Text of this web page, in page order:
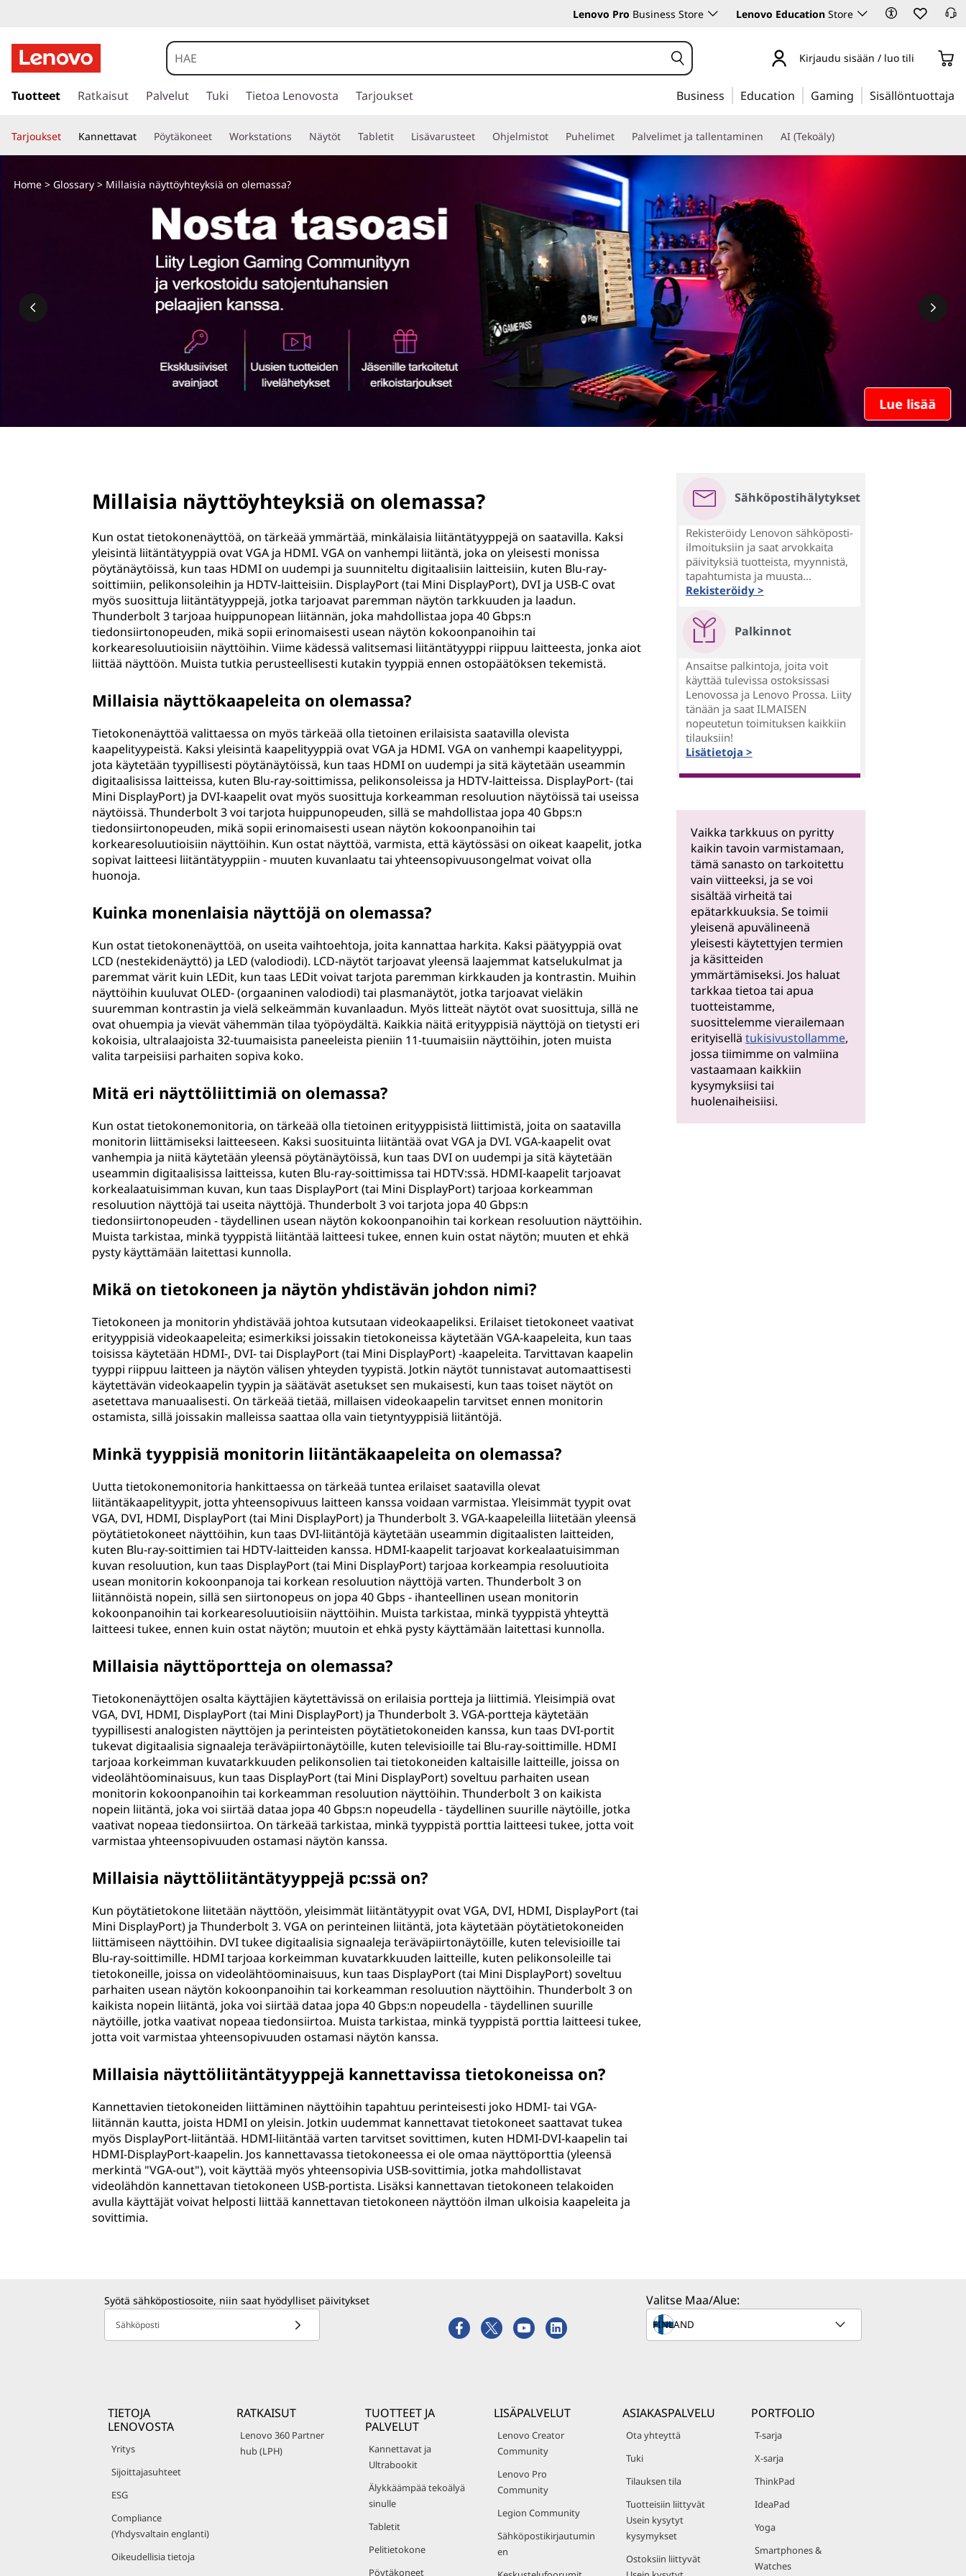
Lenovo Pro Business Store Lenovo Education Store
i
r
y
ä
Kirjaudu sisään / luo tili
Tuotteet Ratkaisut Palvelut Tuki Tietoa Lenovosta Tarjoukset Business Education Gaming Sisällöntuottaja
Tarjoukset Kannettavat Pöytäkoneet Workstations Näytöt Tabletit Lisävarusteet Ohjelmistot Puhelimet Palvelimet ja tallentaminen AI (Tekoäly)
Lue lisää
Home> Glossary> Millaisia näyttöyhteyksiä on olemassa?
Millaisia näyttöyhteyksiä on olemassa?
Kun ostat tietokonenäyttöä, on tärkeää ymmärtää, minkälaisia liitäntätyyppejä on saatavilla. Kaksi
yleisintä liitäntätyyppiä ovat VGA ja HDMI. VGA on vanhempi liitäntä, joka on yleisesti monissa
pöytänäytöissä, kun taas HDMI on uudempi ja suunniteltu digitaalisiin laitteisiin, kuten Blu-ray-
soittimiin, pelikonsoleihin ja HDTV-laitteisiin. DisplayPort (tai Mini DisplayPort), DVI ja USB-C ovat
myös suosittuja liitäntätyyppejä, jotka tarjoavat paremman näytön tarkkuuden ja laadun.
Thunderbolt 3 tarjoaa huippunopean liitännän, joka mahdollistaa jopa 40 Gbps:n
tiedonsiirtonopeuden, mikä sopii erinomaisesti usean näytön kokoonpanoihin tai
korkearesoluutioisiin näyttöihin. Viime kädessä valitsemasi liitäntätyyppi riippuu laitteesta, jonka aiot
liittää näyttöön. Muista tutkia perusteellisesti kutakin tyyppiä ennen ostopäätöksen tekemistä.
Millaisia näyttökaapeleita on olemassa?
Tietokonenäyttöä valittaessa on myös tärkeää olla tietoinen erilaisista saatavilla olevista
kaapelityypeistä. Kaksi yleisintä kaapelityyppiä ovat VGA ja HDMI. VGA on vanhempi kaapelityyppi,
jota käytetään tyypillisesti pöytänäytöissä, kun taas HDMI on uudempi ja sitä käytetään useammin
digitaalisissa laitteissa, kuten Blu-ray-soittimissa, pelikonsoleissa ja HDTV-laitteissa. DisplayPort- (tai
Mini DisplayPort) ja DVI-kaapelit ovat myös suosittuja korkeamman resoluution näytöissä tai useissa
näytöissä. Thunderbolt 3 voi tarjota huippunopeuden, sillä se mahdollistaa jopa 40 Gbps:n
tiedonsiirtonopeuden, mikä sopii erinomaisesti usean näytön kokoonpanoihin tai
korkearesoluutioisiin näyttöihin. Kun ostat näyttöä, varmista, että käytössäsi on oikeat kaapelit, jotka
sopivat laitteesi liitäntätyyppiin - muuten kuvanlaatu tai yhteensopivuusongelmat voivat olla
huonoja.
Kuinka monenlaisia näyttöjä on olemassa?
Kun ostat tietokonenäyttöä, on useita vaihtoehtoja, joita kannattaa harkita. Kaksi päätyyppiä ovat
LCD (nestekidenäyttö) ja LED (valodiodi). LCD-näytöt tarjoavat yleensä laajemmat katselukulmat ja
paremmat värit kuin LEDit, kun taas LEDit voivat tarjota paremman kirkkauden ja kontrastin. Muihin
näyttöihin kuuluvat OLED- (orgaaninen valodiodi) tai plasmanäytöt, jotka tarjoavat vieläkin
suuremman kontrastin ja vielä selkeämmän kuvanlaadun. Myös litteät näytöt ovat suosittuja, sillä ne
ovat ohuempia ja vievät vähemmän tilaa työpöydältä. Kaikkia näitä erityyppisiä näyttöjä on tietysti eri
kokoisia, ultralaajoista 32-tuumaisista paneeleista pieniin 11-tuumaisiin näyttöihin, joten muista
valita tarpeisiisi parhaiten sopiva koko.
Mitä eri näyttöliittimiä on olemassa?
Kun ostat tietokonemonitoria, on tärkeää olla tietoinen erityyppisistä liittimistä, joita on saatavilla
monitorin liittämiseksi laitteeseen. Kaksi suosituinta liitäntää ovat VGA ja DVI. VGA-kaapelit ovat
vanhempia ja niitä käytetään yleensä pöytänäytöissä, kun taas DVI on uudempi ja sitä käytetään
useammin digitaalisissa laitteissa, kuten Blu-ray-soittimissa tai HDTV:ssä. HDMI-kaapelit tarjoavat
korkealaatuisimman kuvan, kun taas DisplayPort (tai Mini DisplayPort) tarjoaa korkeamman
resoluution näyttöjä tai useita näyttöjä. Thunderbolt 3 voi tarjota jopa 40 Gbps:n
tiedonsiirtonopeuden - täydellinen usean näytön kokoonpanoihin tai korkean resoluution näyttöihin.
Muista tarkistaa, minkä tyyppistä liitäntää laitteesi tukee, ennen kuin ostat näytön; muuten et ehkä
pysty käyttämään laitettasi kunnolla.
Mikä on tietokoneen ja näytön yhdistävän johdon nimi?
Tietokoneen ja monitorin yhdistävää johtoa kutsutaan videokaapeliksi. Erilaiset tietokoneet vaativat
erityyppisiä videokaapeleita; esimerkiksi joissakin tietokoneissa käytetään VGA-kaapeleita, kun taas
toisissa käytetään HDMI-, DVI- tai DisplayPort (tai Mini DisplayPort) -kaapeleita. Tarvittavan kaapelin
tyyppi riippuu laitteen ja näytön välisen yhteyden tyypistä. Jotkin näytöt tunnistavat automaattisesti
käytettävän videokaapelin tyypin ja säätävät asetukset sen mukaisesti, kun taas toiset näytöt on
asetettava manuaalisesti. On tärkeää tietää, millaisen videokaapelin tarvitset ennen monitorin
ostamista, sillä joissakin malleissa saattaa olla vain tietyntyyppisiä liitäntöjä.
Minkä tyyppisiä monitorin liitäntäkaapeleita on olemassa?
Uutta tietokonemonitoria hankittaessa on tärkeää tuntea erilaiset saatavilla olevat
liitäntäkaapelityypit, jotta yhteensopivuus laitteen kanssa voidaan varmistaa. Yleisimmät tyypit ovat
VGA, DVI, HDMI, DisplayPort (tai Mini DisplayPort) ja Thunderbolt 3. VGA-kaapeleilla liitetään yleensä
pöytätietokoneet näyttöihin, kun taas DVI-liitäntöjä käytetään useammin digitaalisten laitteiden,
kuten Blu-ray-soittimien tai HDTV-laitteiden kanssa. HDMI-kaapelit tarjoavat korkealaatuisimman
kuvan resoluution, kun taas DisplayPort (tai Mini DisplayPort) tarjoaa korkeampia resoluutioita
usean monitorin kokoonpanoja tai korkean resoluution näyttöjä varten. Thunderbolt 3 on
liitännöistä nopein, sillä sen siirtonopeus on jopa 40 Gbps - ihanteellinen usean monitorin
kokoonpanoihin tai korkearesoluutioisiin näyttöihin. Muista tarkistaa, minkä tyyppistä yhteyttä
laitteesi tukee, ennen kuin ostat näytön; muutoin et ehkä pysty käyttämään laitettasi kunnolla.
Millaisia näyttöportteja on olemassa?
Tietokonenäyttöjen osalta käyttäjien käytettävissä on erilaisia portteja ja liittimiä. Yleisimpiä ovat
VGA, DVI, HDMI, DisplayPort (tai Mini DisplayPort) ja Thunderbolt 3. VGA-portteja käytetään
tyypillisesti analogisten näyttöjen ja perinteisten pöytätietokoneiden kanssa, kun taas DVI-portit
tukevat digitaalisia signaaleja teräväpiirtonäytöille, kuten televisioille tai Blu-ray-soittimille. HDMI
tarjoaa korkeimman kuvatarkkuuden pelikonsolien tai tietokoneiden kaltaisille laitteille, joissa on
videolähtöominaisuus, kun taas DisplayPort (tai Mini DisplayPort) soveltuu parhaiten usean
monitorin kokoonpanoihin tai korkeamman resoluution näyttöihin. Thunderbolt 3 on kaikista
nopein liitäntä, joka voi siirtää dataa jopa 40 Gbps:n nopeudella - täydellinen suurille näytöille, jotka
vaativat nopeaa tiedonsiirtoa. On tärkeää tarkistaa, minkä tyyppistä porttia laitteesi tukee, jotta voit
varmistaa yhteensopivuuden ostamasi näytön kanssa.
Millaisia näyttöliitäntätyyppejä pc:ssä on?
Kun pöytätietokone liitetään näyttöön, yleisimmät liitäntätyypit ovat VGA, DVI, HDMI, DisplayPort (tai
Mini DisplayPort) ja Thunderbolt 3. VGA on perinteinen liitäntä, jota käytetään pöytätietokoneiden
liittämiseen näyttöihin. DVI tukee digitaalisia signaaleja teräväpiirtonäytöille, kuten televisioille tai
Blu-ray-soittimille. HDMI tarjoaa korkeimman kuvatarkkuuden laitteille, kuten pelikonsoleille tai
tietokoneille, joissa on videolähtöominaisuus, kun taas DisplayPort (tai Mini DisplayPort) soveltuu
parhaiten usean näytön kokoonpanoihin tai korkeamman resoluution näyttöihin. Thunderbolt 3 on
kaikista nopein liitäntä, joka voi siirtää dataa jopa 40 Gbps:n nopeudella - täydellinen suurille
näytöille, jotka vaativat nopeaa tiedonsiirtoa. Muista tarkistaa, minkä tyyppistä porttia laitteesi tukee,
jotta voit varmistaa yhteensopivuuden ostamasi näytön kanssa.
Millaisia näyttöliitäntätyyppejä kannettavissa tietokoneissa on?
Kannettavien tietokoneiden liittäminen näyttöihin tapahtuu perinteisesti joko HDMI- tai VGA-
liitännän kautta, joista HDMI on yleisin. Jotkin uudemmat kannettavat tietokoneet saattavat tukea
myös DisplayPort-liitäntää. HDMI-liitäntää varten tarvitset sovittimen, kuten HDMI-DVI-kaapelin tai
HDMI-DisplayPort-kaapelin. Jos kannettavassa tietokoneessa ei ole omaa näyttöporttia (yleensä
merkintä "VGA-out"), voit käyttää myös yhteensopivia USB-sovittimia, jotka mahdollistavat
videolähdön kannettavan tietokoneen USB-portista. Lisäksi kannettavan tietokoneen telakoiden
avulla käyttäjät voivat helposti liittää kannettavan tietokoneen näyttöön ilman ulkoisia kaapeleita ja
sovittimia.
Sähköpostihälytykset
Rekisteröidy Lenovon sähköposti-
ilmoituksiin ja saat arvokkaita
päivityksiä tuotteista, myynnistä,
tapahtumista ja muusta...
Rekisteröidy >
Palkinnot
Ansaitse palkintoja, joita voit
käyttää tulevissa ostoksissasi
Lenovossa ja Lenovo Prossa. Liity
tänään ja saat ILMAISEN
nopeutetun toimituksen kaikkiin
tilauksiin!
Lisätietoja >
Vaikka tarkkuus on pyritty
kaikin tavoin varmistamaan,
tämä sanasto on tarkoitettu
vain viitteeksi, ja se voi
sisältää virheitä tai
epätarkkuuksia. Se toimii
yleisenä apuvälineenä
yleisesti käytettyjen termien
ja käsitteiden
ymmärtämiseksi. Jos haluat
tarkkaa tietoa tai apua
tuotteistamme,
suosittelemme vierailemaan
erityisellä tukisivustollamme,
jossa tiimimme on valmiina
vastaamaan kaikkiin
kysymyksiisi tai
huolenaiheisiisi.
Syötä sähköpostiosoite, niin saat hyödylliset päivitykset
Sähköposti
Valitse Maa/Alue:
TIETOJA
LENOVOSTA
Yritys
Sijoittajasuhteet
ESG
Compliance
(Yhdysvaltain englanti)
Oikeudellisia tietoja
RATKAISUT
Lenovo 360 Partner
hub (LPH)
TUOTTEET JA
PALVELUT
Kannettavat ja
Ultrabookit
Älykkäämpää tekoälyä
sinulle
Tabletit
Pelitietokone
Pöytäkoneet
LISÄPALVELUT
Lenovo Creator
Community
Lenovo Pro
Community
Legion Community
Sähköpostikirjautumin
en
ASIAKASPALVELU
Ota yhteyttä
Tuki
Tilauksen tila
Tuotteisiin liittyvät
Usein kysytyt
kysymykset
Ostoksiin liittyvät
PORTFOLIO
T-sarja
X-sarja
ThinkPad
IdeaPad
Yoga
Smartphones &
Watches